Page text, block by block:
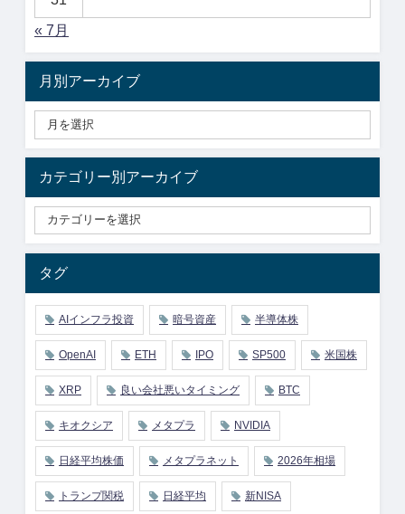
« 7月
月別アーカイブ
カテゴリー別アーカイブ
タグ
AIインフラ投資 暗号資産 半導体株
OpenAI ETH IPO SP500 米国株
XRP 良い会社悪いタイミング BTC
キオクシア メタプラ NVIDIA
日経平均株価 メタプラネット 2026年相場
トランプ関税 日経平均 新NISA